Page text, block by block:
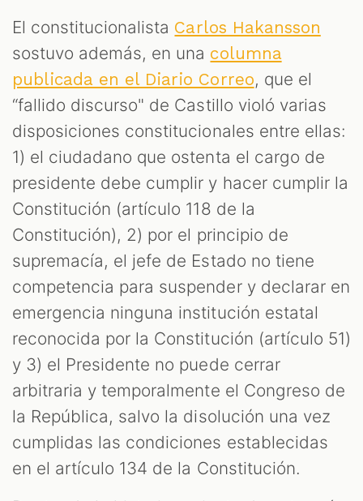
El constitucionalista Carlos Hakansson
sostuvo además, en una columna
publicada en el Diario Correo, que el
“fallido discurso" de Castillo violó varias
disposiciones constitucionales entre ellas:
1) el ciudadano que ostenta el cargo de
presidente debe cumplir y hacer cumplir la
Constitución (artículo 118 de la
Constitución), 2) por el principio de
supremacía, el jefe de Estado no tiene
competencia para suspender y declarar en
emergencia ninguna institución estatal
reconocida por la Constitución (artículo 51)
y 3) el Presidente no puede cerrar
arbitraria y temporalmente el Congreso de
la República, salvo la disolución una vez
cumplidas las condiciones establecidas
en el artículo 134 de la Constitución.